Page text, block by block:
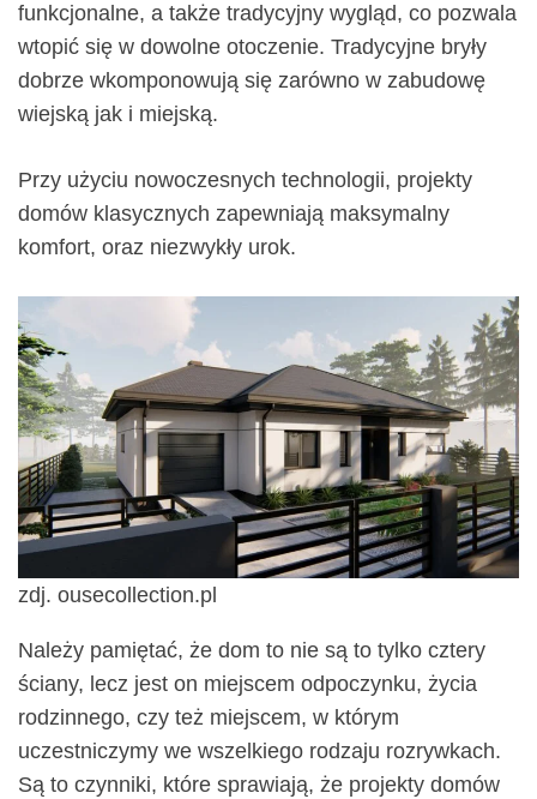
funkcjonalne, a także tradycyjny wygląd, co pozwala
wtopić się w dowolne otoczenie. Tradycyjne bryły
dobrze wkomponowują się zarówno w zabudowę
wiejską jak i miejską.
Przy użyciu nowoczesnych technologii, projekty
domów klasycznych zapewniają maksymalny
komfort, oraz niezwykły urok.
zdj. ousecollection.pl
Należy pamiętać, że dom to nie są to tylko cztery
ściany, lecz jest on miejscem odpoczynku, życia
rodzinnego, czy też miejscem, w którym
uczestniczymy we wszelkiego rodzaju rozrywkach.
Są to czynniki, które sprawiają, że projekty domów